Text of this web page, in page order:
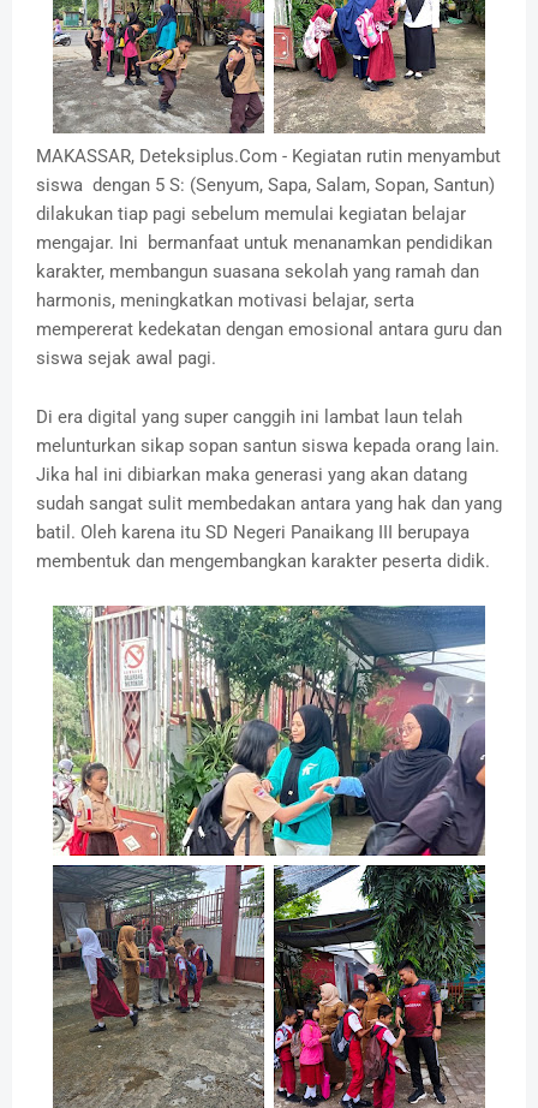
MAKASSAR, Deteksiplus.Com - Kegiatan rutin menyambut
siswa dengan 5 S: (Senyum, Sapa, Salam, Sopan, Santun)
dilakukan tiap pagi sebelum memulai kegiatan belajar
mengajar. Ini bermanfaat untuk menanamkan pendidikan
karakter, membangun suasana sekolah yang ramah dan
harmonis, meningkatkan motivasi belajar, serta
mempererat kedekatan dengan emosional antara guru dan
siswa sejak awal pagi.
Di era digital yang super canggih ini lambat laun telah
melunturkan sikap sopan santun siswa kepada orang lain.
Jika hal ini dibiarkan maka generasi yang akan datang
sudah sangat sulit membedakan antara yang hak dan yang
batil. Oleh karena itu SD Negeri Panaikang III berupaya
membentuk dan mengembangkan karakter peserta didik.